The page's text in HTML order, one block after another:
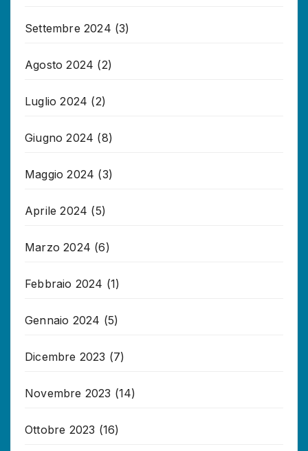
Settembre 2024 (3)
Agosto 2024 (2)
Luglio 2024 (2)
Giugno 2024 (8)
Maggio 2024 (3)
Aprile 2024 (5)
Marzo 2024 (6)
Febbraio 2024 (1)
Gennaio 2024 (5)
Dicembre 2023 (7)
Novembre 2023 (14)
Ottobre 2023 (16)